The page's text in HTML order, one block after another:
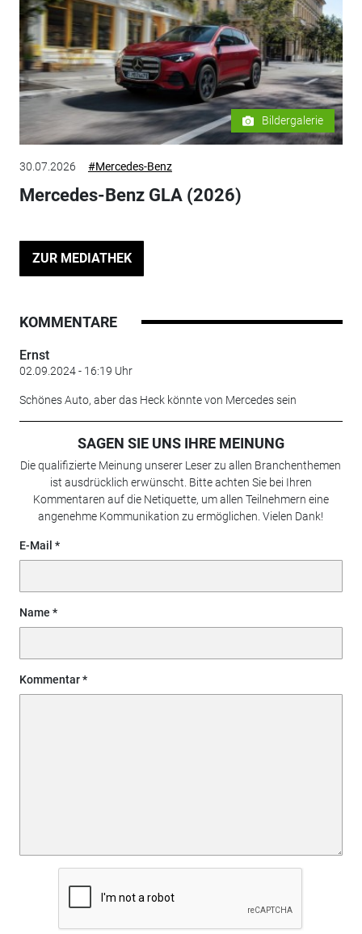
Bildergalerie
30.07.2026 #Mercedes-Benz
Mercedes-Benz GLA (2026)
ZUR MEDIATHEK
KOMMENTARE
Ernst
02.09.2024 - 16:19 Uhr
Schönes Auto, aber das Heck könnte von Mercedes sein
SAGEN SIE UNS IHRE MEINUNG
Die qualifizierte Meinung unserer Leser zu allen Branchenthemen
ist ausdrücklich erwünscht. Bitte achten Sie bei Ihren
Kommentaren auf die Netiquette, um allen Teilnehmern eine
angenehme Kommunikation zu ermöglichen. Vielen Dank!
E-Mail
Name
Kommentar